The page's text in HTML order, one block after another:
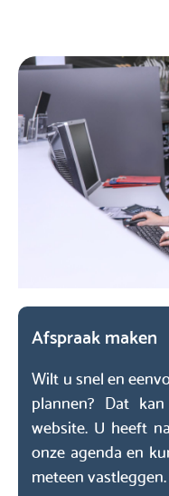
Afspraak maken
Wilt u snel en
plannen? Dat
website. U heeft
onze agenda en
meteen vastleggen.